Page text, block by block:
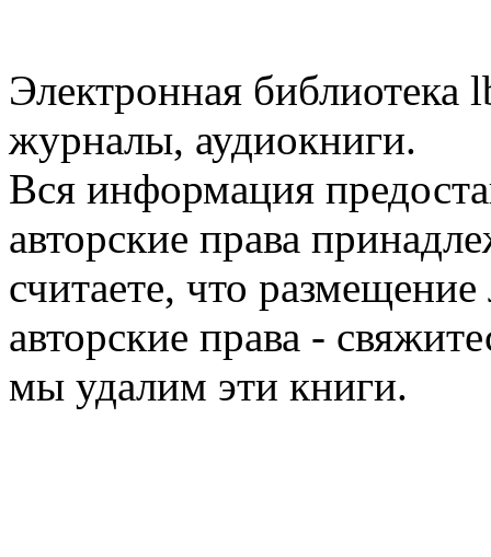
Электронная библиотека
журналы, аудиокниги.
Вся информация
авторские права
считаете, что
авторские права -
мы удалим эти книги.